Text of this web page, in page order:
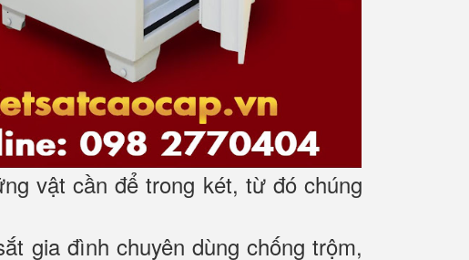
vật cần để trong két, từ đó chúng
gia đình chuyên dùng chống trộm,